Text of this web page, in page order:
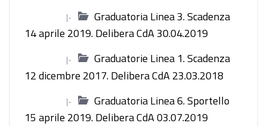
|-
Graduatoria Linea 3. Scadenza
14 aprile 2019. Delibera CdA 30.04.2019
|-
Graduatorie Linea 1. Scadenza
12 dicembre 2017. Delibera CdA 23.03.2018
|-
Graduatoria Linea 6. Sportello
15 aprile 2019. Delibera CdA 03.07.2019